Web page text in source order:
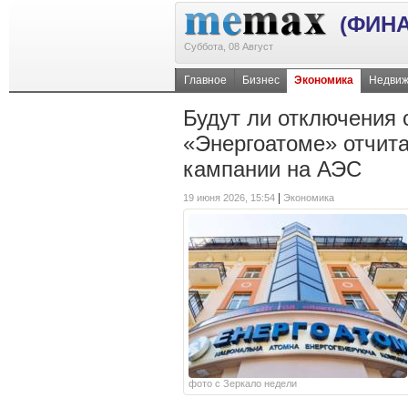
Суббота, 08 Август
Главное Бизнес Экономика
Будут ли отключения
«Энергоатоме»
кампании на АЭС
19 июня 2026, 15:54 Экономика
фото с Зеркало недели